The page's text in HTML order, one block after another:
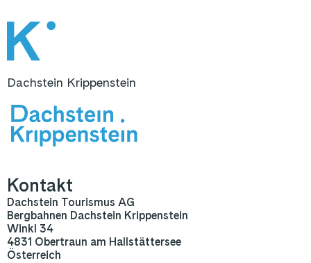
Dachstein Krippenstein
Kontakt
Dachstein Tourismus AG
Bergbahnen Dachstein Krippenstein
Winkl 34
4831 Obertraun am Hallstättersee
Österreich